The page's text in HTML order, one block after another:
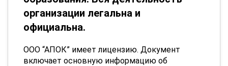
организации легальна и
официальна.
ООО “АПОК” имеет лицензию. Документ
включает основную информацию об